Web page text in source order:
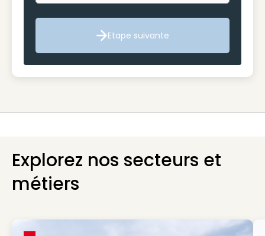
Etape suivante
Etape suivante
Explorez nos secteurs et
métiers